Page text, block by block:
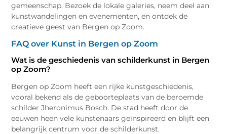
gemeenschap. Bezoek de lokale galeries, neem deel aan
kunstwandelingen en evenementen, en ontdek de
creatieve geest van Bergen op Zoom.
FAQ over Kunst in Bergen op Zoom
Wat is de geschiedenis van schilderkunst in Bergen
op Zoom?
Bergen op Zoom heeft een rijke kunstgeschiedenis,
vooral bekend als de geboorteplaats van de beroemde
schilder Jheronimus Bosch. De stad heeft door de
eeuwen heen vele kunstenaars geïnspireerd en blijft een
belangrijk centrum voor de schilderkunst.